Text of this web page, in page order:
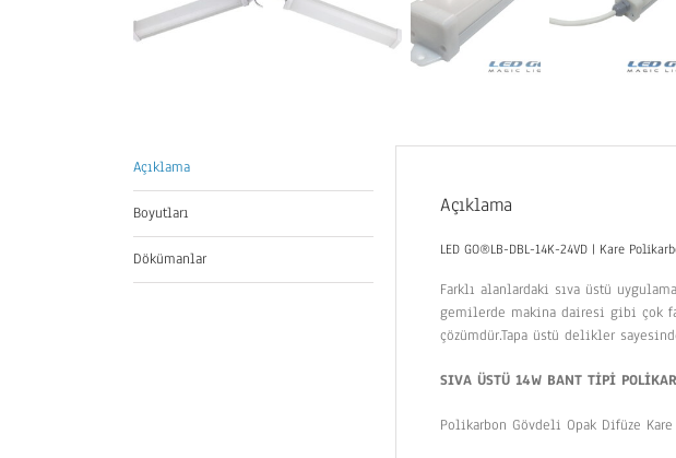
Açıklama
Boyutları
Dökümanlar
Açıklama
LED GO®LB-DBL-14K-24VD | Kare
Farklı alanlardaki sıva üstü
gemilerde makina dairesi gibi çok
çözümdür.Tapa üstü delikler
SIVA ÜSTÜ 14W BANT TİPİ
Polikarbon Gövdeli Opak Difüze Kare